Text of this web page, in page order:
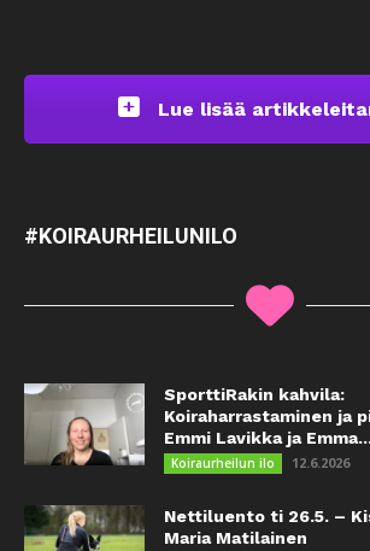
Lue lisää
#KOIRAURHEILUNILO
SporttiRakin kahvila:
Koiraharrastaminen ja
Emmi Lavikka ja
Koiraurheilun ilo 12.6.2026
Nettiluento ti 26.5. –
Maria Matilainen